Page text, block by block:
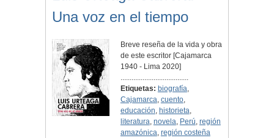
Una voz en el tiempo
Breve reseña de la vida y obra
de este escritor [Cajamarca
1940 - Lima 2020]
.....................................
Etiquetas: biografía,
Cajamarca, cuento,
educación, historieta,
literatura, novela, Perú, región
amazónica, región costeña